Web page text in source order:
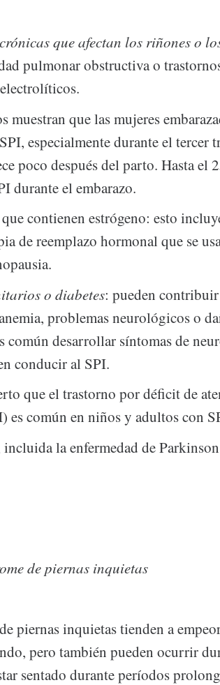
que afectan los riñones o
pulmonar obstructiva o
muestran que las mujeres
especialmente durante el tercer
poco después del parto. Hasta el
durante el embarazo.
contienen estrógeno: esto
de reemplazo hormonal que se
o diabetes: pueden
problemas neurológicos o
común desarrollar síntomas de
conducir al SPI.
que el trastorno por déficit de
común en niños y adultos con
incluida la enfermedad de
de piernas inquietas
piernas inquietas tienden a
pero también pueden ocurrir
sentado durante períodos